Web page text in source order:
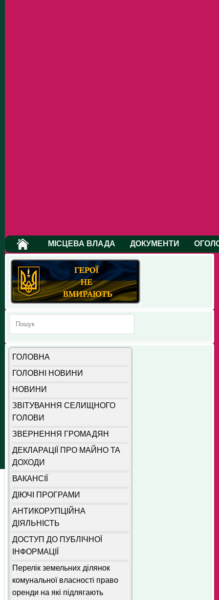
МІСЦЕВА ВЛАДА ДОКУМЕНТИ
ГОЛОВНА
ГОЛОВНІ НОВИНИ
НОВИНИ
ЗВІТУВАННЯ СЕЛИЩНОГО
ГОЛОВИ
ЗВЕРНЕННЯ ГРОМАДЯН
ДЕКЛАРАЦІЇ ПРО МАЙНО ТА
ДОХОДИ
ВАКАНСІЇ
ДІЮЧІ ПРОГРАМИ
АНТИКОРУПЦІЙНА
ДІЯЛЬНІСТЬ
ДОСТУП ДО ПУБЛІЧНОЇ
ІНФОРМАЦІЇ
Перелік земельних ділянок
комунальної власності право
оренди на які підлягають